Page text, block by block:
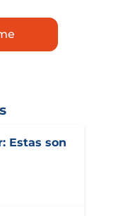
Estas son